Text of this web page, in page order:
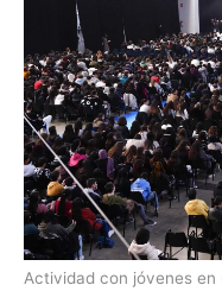
Actividad con jóvenes en